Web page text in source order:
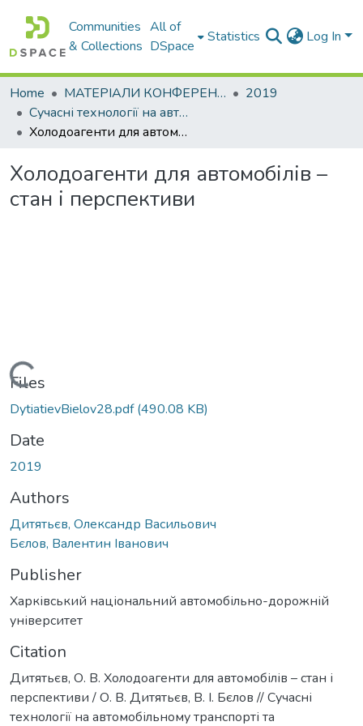
Communities
& Collections
All of
DSpace
Statistics Log In
Home МАТЕРІАЛИ КОНФЕРЕНЦІЙ
2019
Сучасні технології на автомобільному транспорті та машинобудуванні
Холодоагенти для автомобілів – стан і перспективи
Холодоагенти для автомобілів –
стан і перспективи
Loading...
Files
DytiatievBielov28.pdf(490.08 KB)
Date
2019
Authors
Дитятьєв, Олександр Васильович
Бєлов, Валентин Іванович
Publisher
Харківський національний автомобільно-дорожній
університет
Citation
Дитятьєв, О. В. Холодоагенти для автомобілів – стан і
перспективи / О. В. Дитятьєв, В. І. Бєлов // Сучасні
технології на автомобільному транспорті та